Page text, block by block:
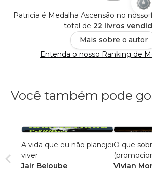
Patricia é Medalha Ascensão no
total de 22 livros
Mais sobre o autor
Entenda o nosso Ranking de
Você também pode
A vida que eu não planejei
viver
Jair Beloube
O que
Vivian